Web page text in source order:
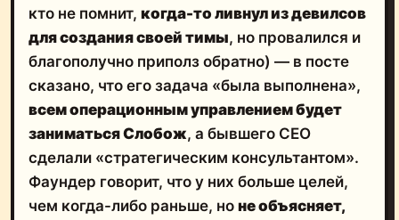
кто не помнит, когда-то ливнул из девилсов
для создания своей тимы, но провалился и
благополучно приполз обратно) — в посте
сказано, что его задача «была выполнена»,
всем операционным управлением будет
заниматься Слобож, а бывшего СЕО
сделали «стратегическим консультантом».
Фаундер говорит, что у них больше целей,
чем когда-либо раньше, но не объясняет,